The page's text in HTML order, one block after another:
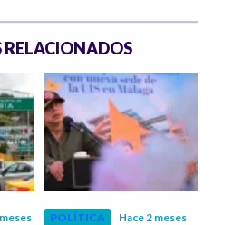
RELACIONADOS
POLÍTICA Hace 2 meses